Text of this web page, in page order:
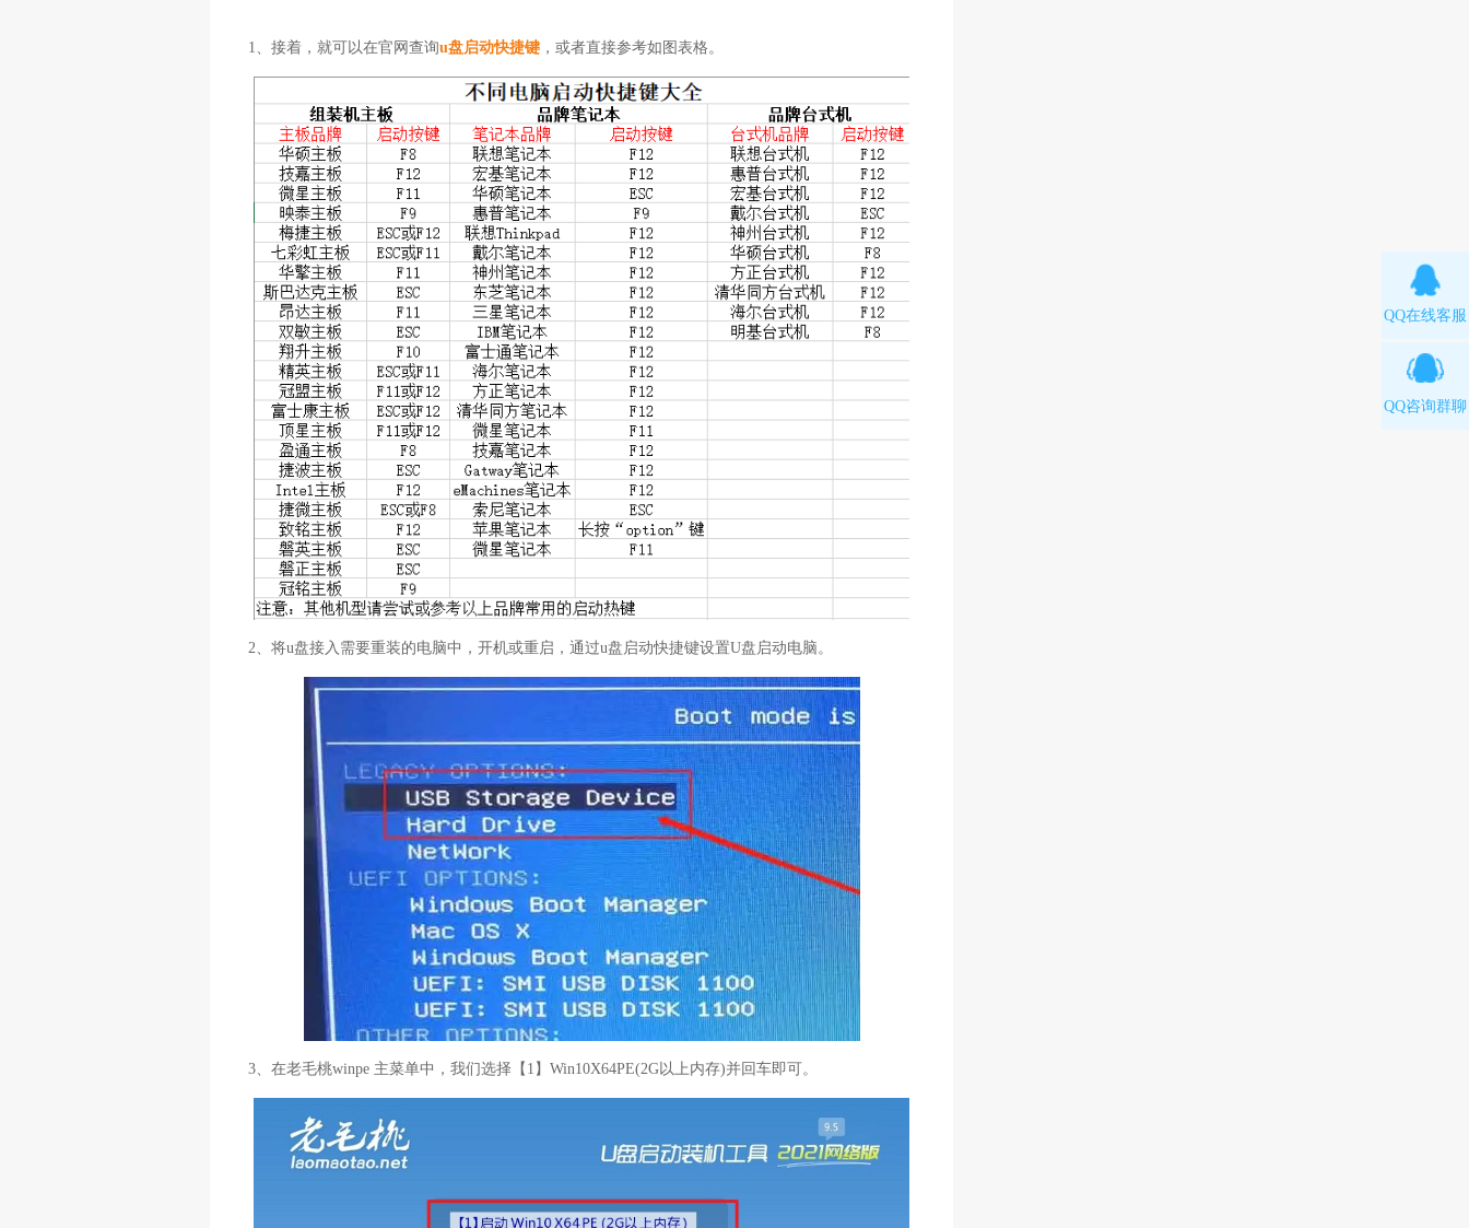
1、接着，就可以在官网查询u盘启动快捷键 ，或者直接参考如图表格。
2、将u盘接入需要重装的电脑中，开机或重启，通过u盘启动快捷键设置U盘启动电脑。
3、在老毛桃winpe 主菜单中，我们选择【1】Win10X64PE(2G以上内存)并回车即可。
QQ在线客服
QQ咨询群聊